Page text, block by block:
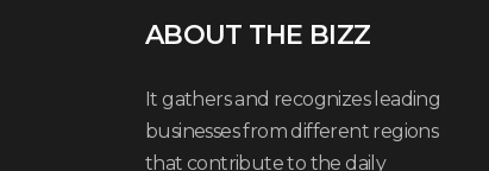
ABOUT THE BIZZ
It gathers and recognizes leading
businesses from different regions
that contribute to the daily